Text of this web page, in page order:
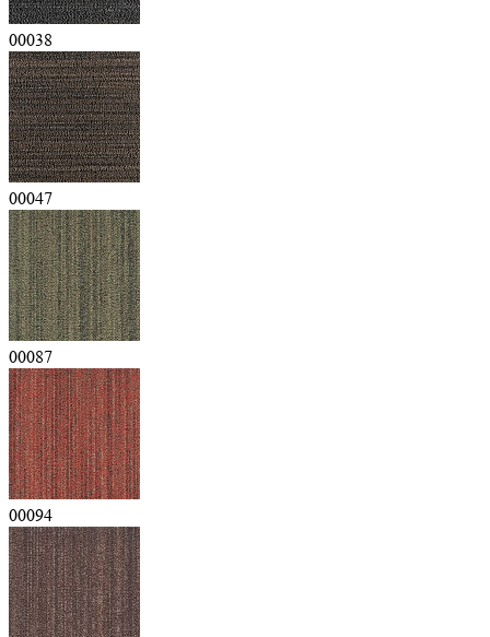
00038
00047
00087
00094